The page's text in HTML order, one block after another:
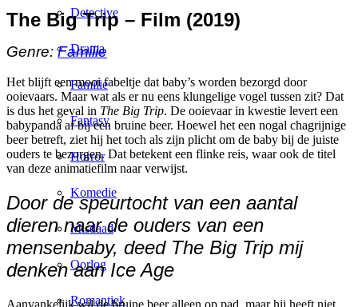
Detective
Drama
Familie
Fantasy
Horror
Komedie
Misdaad
Oorlog
Romantiek
The Big Trip – Film (2019)
Genre:Familie
Het blijft een mooi fabeltje dat baby’s worden bezorgd door
ooievaars. Maar wat als er nu eens klungelige vogel tussen zit? Dat
is dus het geval in The Big Trip. De ooievaar in kwestie levert een
babypanda af bij een bruine beer. Hoewel het een nogal chagrijnige
beer betreft, ziet hij het toch als zijn plicht om de baby bij de juiste
ouders te bezorgen. Dat betekent een flinke reis, waar ook de titel
van deze animatiefilm naar verwijst.
Door de speurtocht van een aantal
dieren naar de ouders van een
mensenbaby, deed The Big Trip mij
denken aan Ice Age